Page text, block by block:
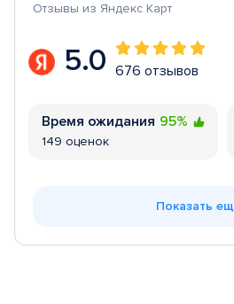
Отзывы из Яндекс Карт
5.0 676 отзывов
Время ожидания 95%
149 оценок
Показать